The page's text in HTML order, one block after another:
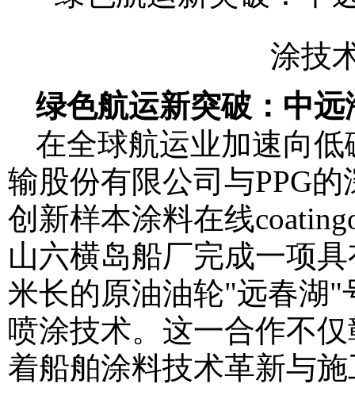
绿色航运新突破：中
在全球航运业加速向
输股份有限公司与PPG
创新样本涂料在线
山六横岛船厂完成一项
米长的原油油轮"远春湖"
喷涂技术。这一合作不
着船舶涂料技术革新与